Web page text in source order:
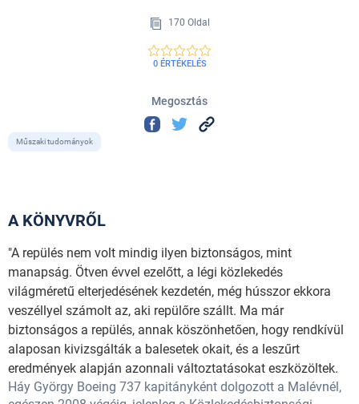
170 Oldal
0 ÉRTÉKELÉS
Megosztás
Műszaki tudományok
A KÖNYVRŐL
"A repülés nem volt mindig ilyen biztonságos, mint
manapság. Ötven évvel ezelőtt, a légi közlekedés
világméretű elterjedésének kezdetén, még hússzor ekkora
veszéllyel számolt az, aki repülőre szállt. Ma már
biztonságos a repülés, annak köszönhetően, hogy rendkívül
alaposan kivizsgálták a balesetek okait, és a leszűrt
eredmények alapján azonnali változtatásokat eszközöltek.
Háy György Boeing 737 kapitányként dolgozott a Malévnél,